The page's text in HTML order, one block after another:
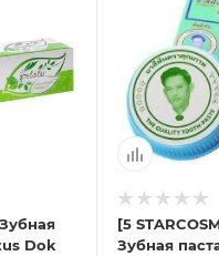
Dok
[5
Зубная